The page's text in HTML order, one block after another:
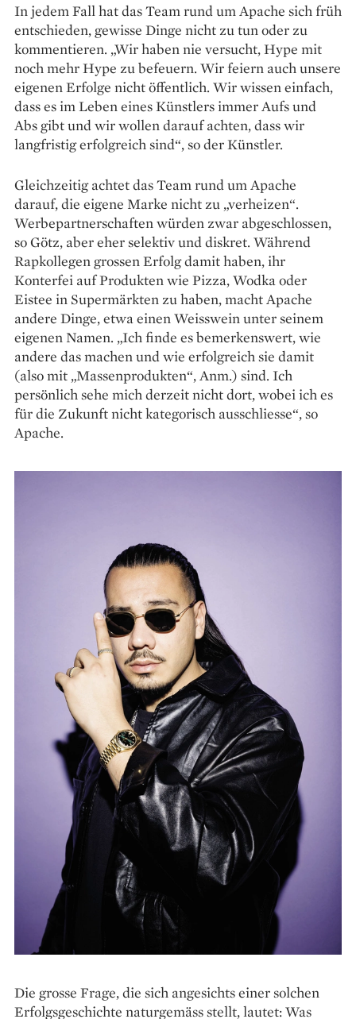
In jedem Fall hat das Team rund um Apache sich früh
entschieden, gewisse Dinge nicht zu tun oder zu
kommentieren. „Wir haben nie versucht, Hype mit
noch mehr Hype zu befeuern. Wir feiern auch unsere
eigenen Erfolge nicht öffentlich. Wir wissen einfach,
dass es im Leben eines Künstlers immer Aufs und
Abs gibt und wir wollen darauf achten, dass wir
langfristig erfolg­reich sind“, so der Künstler.
Gleichzeitig achtet das Team rund um Apache
darauf, die eigene Marke nicht zu „verheizen“.
Werbepartnerschaften würden zwar abgeschlossen,
so Götz, aber eher selektiv und diskret. Während
Rapkollegen grossen Erfolg damit haben, ihr
Konterfei auf Produkten wie Pizza, Wodka oder
Eistee in Supermärkten zu haben, macht Apache
andere Dinge, etwa einen Weisswein unter seinem
eigenen Namen. „Ich finde es bemerkenswert, wie
andere das machen und wie erfolgreich sie damit
(also mit „Massenprodukten“, Anm.) sind. Ich
persönlich sehe mich derzeit nicht dort, wobei ich es
für die Zukunft nicht kategorisch ausschliesse“, so
Apache.
Die grosse Frage, die sich angesichts einer solchen
Erfolgsgeschichte naturgemäss stellt, lautet: Was